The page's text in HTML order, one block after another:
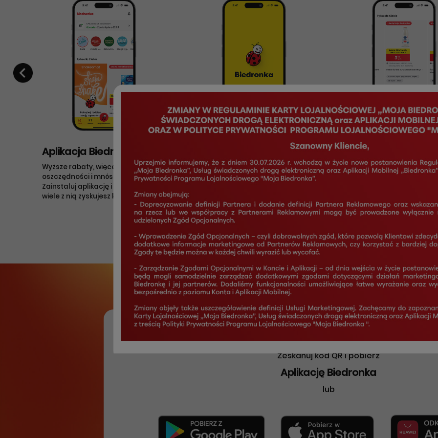
Aplikacja Biedronka
Wyższe rabaty, więcej
oszczędności i mnóstwo zabawy.
Zainstaluj aplikację i sprawdź, jak
wiele z nią zyskujesz każdego dnia.
Od teraz nigdy już nie zapomnisz
o karcie Moja Biedronka - jest
Oferty specjalne
Odbierz spersonalizowane
- wybrane na podstawie
Zeskanuj kod QR i pobierz
Aplikację Biedronka
lub